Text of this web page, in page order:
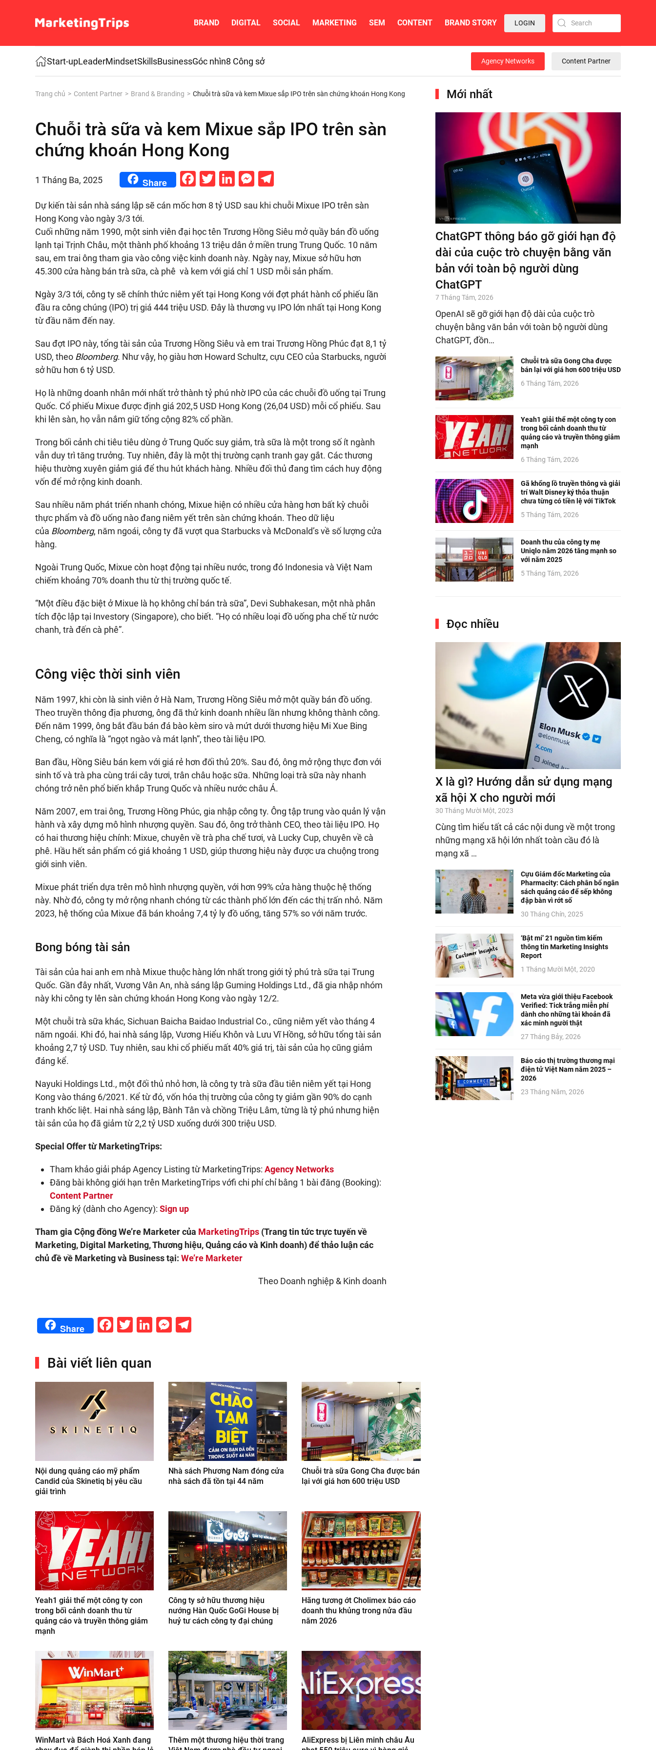
Skip to main content
BRAND DIGITAL SOCIAL MARKETING SEM CONTENT BRAND STORY LOGIN
Start-upLeaderMindsetSkillsBusinessGóc nhìn8 Công sở Agency Networks Content Partner
Trang chủ Content Partner Brand & Branding Chuỗi trà sữa và kem Mixue sắp IPO trên sàn chứng khoán Hong Kong
Chuỗi trà sữa và kem Mixue sắp IPO trên sàn
chứng khoán Hong Kong
1 Tháng Ba, 2025 Share Facebook
Twitter
LinkedIn
Messenger
Telegram
Dự kiến tài sản nhà sáng lập sẽ cán mốc hơn 8 tỷ USD sau khi chuỗi Mixue IPO trên sàn
Hong Kong vào ngày 3/3 tới.
Cuối những năm 1990, một sinh viên đại học tên Trương Hồng Siêu mở quầy bán đồ uống
lạnh tại Trịnh Châu, một thành phố khoảng 13 triệu dân ở miền trung Trung Quốc. 10 năm
sau, em trai ông tham gia vào công việc kinh doanh này. Ngày nay, Mixue sở hữu hơn
45.300 cửa hàng bán trà sữa, cà phê và kem với giá chỉ 1 USD mỗi sản phẩm.
Ngày 3/3 tới, công ty sẽ chính thức niêm yết tại Hong Kong với đợt phát hành cổ phiếu lần
đầu ra công chúng (IPO) trị giá 444 triệu USD. Đây là thương vụ IPO lớn nhất tại Hong Kong
từ đầu năm đến nay.
Sau đợt IPO này, tổng tài sản của Trương Hồng Siêu và em trai Trương Hồng Phúc đạt 8,1 tỷ
USD, theo Bloomberg. Như vậy, họ giàu hơn Howard Schultz, cựu CEO của Starbucks, người
sở hữu hơn 6 tỷ USD.
Họ là những doanh nhân mới nhất trở thành tỷ phú nhờ IPO của các chuỗi đồ uống tại Trung
Quốc. Cổ phiếu Mixue được định giá 202,5 USD Hong Kong (26,04 USD) mỗi cổ phiếu. Sau
khi lên sàn, họ vẫn nắm giữ tổng cộng 82% cổ phần.
Trong bối cảnh chi tiêu tiêu dùng ở Trung Quốc suy giảm, trà sữa là một trong số ít ngành
vẫn duy trì tăng trưởng. Tuy nhiên, đây là một thị trường cạnh tranh gay gắt. Các thương
hiệu thường xuyên giảm giá để thu hút khách hàng. Nhiều đối thủ đang tìm cách huy động
vốn để mở rộng kinh doanh.
Sau nhiều năm phát triển nhanh chóng, Mixue hiện có nhiều cửa hàng hơn bất kỳ chuỗi
thực phẩm và đồ uống nào đang niêm yết trên sàn chứng khoán. Theo dữ liệu
của Bloomberg, năm ngoái, công ty đã vượt qua Starbucks và McDonald’s về số lượng cửa
hàng.
Ngoài Trung Quốc, Mixue còn hoạt động tại nhiều nước, trong đó Indonesia và Việt Nam
chiếm khoảng 70% doanh thu từ thị trường quốc tế.
“Một điều đặc biệt ở Mixue là họ không chỉ bán trà sữa”, Devi Subhakesan, một nhà phân
tích độc lập tại Investory (Singapore), cho biết. “Họ có nhiều loại đồ uống pha chế từ nước
chanh, trà đến cà phê”.
Công việc thời sinh viên
Năm 1997, khi còn là sinh viên ở Hà Nam, Trương Hồng Siêu mở một quầy bán đồ uống.
Theo truyền thông địa phương, ông đã thử kinh doanh nhiều lần nhưng không thành công.
Đến năm 1999, ông bắt đầu bán đá bào kèm siro và mứt dưới thương hiệu Mi Xue Bing
Cheng, có nghĩa là “ngọt ngào và mát lạnh”, theo tài liệu IPO.
Ban đầu, Hồng Siêu bán kem với giá rẻ hơn đối thủ 20%. Sau đó, ông mở rộng thực đơn với
sinh tố và trà pha cùng trái cây tươi, trân châu hoặc sữa. Những loại trà sữa này nhanh
chóng trở nên phổ biến khắp Trung Quốc và nhiều nước châu Á.
Năm 2007, em trai ông, Trương Hồng Phúc, gia nhập công ty. Ông tập trung vào quản lý vận
hành và xây dựng mô hình nhượng quyền. Sau đó, ông trở thành CEO, theo tài liệu IPO. Họ
có hai thương hiệu chính: Mixue, chuyên về trà pha chế tươi, và Lucky Cup, chuyên về cà
phê. Hầu hết sản phẩm có giá khoảng 1 USD, giúp thương hiệu này được ưa chuộng trong
giới sinh viên.
Mixue phát triển dựa trên mô hình nhượng quyền, với hơn 99% cửa hàng thuộc hệ thống
này. Nhờ đó, công ty mở rộng nhanh chóng từ các thành phố lớn đến các thị trấn nhỏ. Năm
2023, hệ thống của Mixue đã bán khoảng 7,4 tỷ ly đồ uống, tăng 57% so với năm trước.
Bong bóng tài sản
Tài sản của hai anh em nhà Mixue thuộc hàng lớn nhất trong giới tỷ phú trà sữa tại Trung
Quốc. Gần đây nhất, Vương Vân An, nhà sáng lập Guming Holdings Ltd., đã gia nhập nhóm
này khi công ty lên sàn chứng khoán Hong Kong vào ngày 12/2.
Một chuỗi trà sữa khác, Sichuan Baicha Baidao Industrial Co., cũng niêm yết vào tháng 4
năm ngoái. Khi đó, hai nhà sáng lập, Vương Hiểu Khôn và Lưu Vĩ Hồng, sở hữu tổng tài sản
khoảng 2,7 tỷ USD. Tuy nhiên, sau khi cổ phiếu mất 40% giá trị, tài sản của họ cũng giảm
đáng kể.
Nayuki Holdings Ltd., một đối thủ nhỏ hơn, là công ty trà sữa đầu tiên niêm yết tại Hong
Kong vào tháng 6/2021. Kể từ đó, vốn hóa thị trường của công ty giảm gần 90% do cạnh
tranh khốc liệt. Hai nhà sáng lập, Bành Tân và chồng Triệu Lâm, từng là tỷ phú nhưng hiện
tài sản của họ đã giảm từ 2,2 tỷ USD xuống dưới 300 triệu USD.
Special Offer từ MarketingTrips:
Tham khảo giải pháp Agency Listing từ MarketingTrips: Agency Networks
Đăng bài không giới hạn trên MarketingTrips vớfi chi phí chỉ bằng 1 bài đăng (Booking):
Content Partner
Đăng ký (dành cho Agency): Sign up
Tham gia Cộng đồng We’re Marketer của MarketingTrips (Trang tin tức trực tuyến về
Marketing, Digital Marketing, Thương hiệu, Quảng cáo và Kinh doanh) để thảo luận các
chủ đề về Marketing và Business tại: We’re Marketer
Theo Doanh nghiệp & Kinh doanh
Share Facebook
Twitter
LinkedIn
Messenger
Bài viết liên quan
Nội dung quảng cáo mỹ phẩm
Candid của Skinetiq bị yêu cầu
giải trình
Nhà sách Phương Nam đóng cửa
nhà sách đã tồn tại 44 năm
Chuỗi trà sữa Gong Cha được bán
lại với giá hơn 600 triệu USD
Yeah1 giải thể một công ty con
trong bối cảnh doanh thu từ
quảng cáo và truyền thông giảm
mạnh
Công ty sở hữu thương hiệu
nướng Hàn Quốc GoGi House bị
huỷ tư cách công ty đại chúng
Hãng tương ớt Cholimex báo cáo
doanh thu khủng trong nửa đầu
năm 2026
WinMart và Bách Hoá Xanh đang
Thêm một thương hiệu thời trang
AliExpress bị Liên minh châu Âu
Mới nhất
ChatGPT thông báo gỡ giới hạn độ
dài của cuộc trò chuyện bằng văn
bản với toàn bộ người dùng
ChatGPT
7 Tháng Tám, 2026
OpenAI sẽ gỡ giới hạn độ dài của cuộc trò
chuyện bằng văn bản với toàn bộ người dùng
ChatGPT, đồn…
Chuỗi trà sữa Gong Cha được
bán lại với giá hơn 600 triệu USD
6 Tháng Tám, 2026
Yeah1 giải thể một công ty con
trong bối cảnh doanh thu từ
quảng cáo và truyền thông giảm
mạnh
6 Tháng Tám, 2026
Gã khổng lồ truyền thông và giải
trí Walt Disney ký thỏa thuận
chưa từng có tiền lệ với TikTok
5 Tháng Tám, 2026
Doanh thu của công ty mẹ
Uniqlo năm 2026 tăng mạnh so
với năm 2025
5 Tháng Tám, 2026
Đọc nhiều
X là gì? Hướng dẫn sử dụng mạng
xã hội X cho người mới
30 Tháng Mười Một, 2023
Cùng tìm hiểu tất cả các nội dung về một trong
những mạng xã hội lớn nhất toàn cầu đó là
mạng xã …
Cựu Giám đốc Marketing của
Pharmacity: Cách phân bổ ngân
sách quảng cáo để sếp không
đập bàn vì rớt số
30 Tháng Chín, 2025
‘Bật mí’ 21 nguồn tìm kiếm
thông tin Marketing Insights
Report
1 Tháng Mười Một, 2020
Meta vừa giới thiệu Facebook
Verified: Tick trắng miễn phí
dành cho những tài khoản đã
xác minh người thật
27 Tháng Bảy, 2026
Báo cáo thị trường thương mại
điện tử Việt Nam năm 2025 –
2026
23 Tháng Năm, 2026